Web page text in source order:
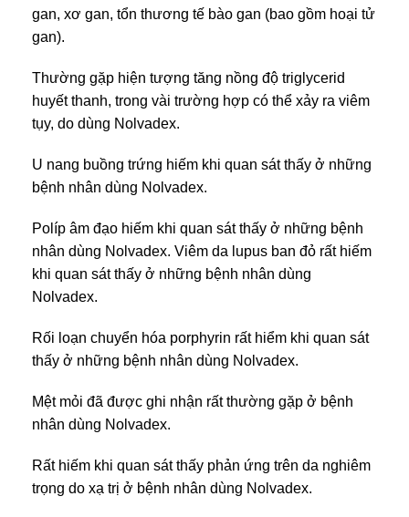
gan, xơ gan, tổn thương tế bào gan (bao gồm hoại tử
gan).
Thường gặp hiện tượng tăng nồng độ triglycerid
huyết thanh, trong vài trường hợp có thể xảy ra viêm
tụy, do dùng Nolvadex.
U nang buồng trứng hiếm khi quan sát thấy ở những
bệnh nhân dùng Nolvadex.
Políp âm đạo hiếm khi quan sát thấy ở những bệnh
nhân dùng Nolvadex. Viêm da lupus ban đỏ rất hiếm
khi quan sát thấy ở những bệnh nhân dùng
Nolvadex.
Rối loạn chuyển hóa porphyrin rất hiểm khi quan sát
thấy ở những bệnh nhân dùng Nolvadex.
Mệt mỏi đã được ghi nhận rất thường gặp ở bệnh
nhân dùng Nolvadex.
Rất hiếm khi quan sát thấy phản ứng trên da nghiêm
trọng do xạ trị ở bệnh nhân dùng Nolvadex.